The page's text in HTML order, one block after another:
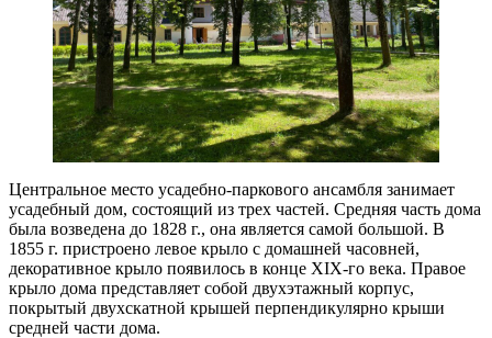
Центральное место усадебно-паркового ансамбля занимает
усадебный дом, состоящий из трех частей. Средняя часть дома
была возведена до 1828 г., она является самой большой. В
1855 г. пристроено левое крыло с домашней часовней,
декоративное крыло появилось в конце XIX-го века. Правое
крыло дома представляет собой двухэтажный корпус,
покрытый двухскатной крышей перпендикулярно крыши
средней части дома.